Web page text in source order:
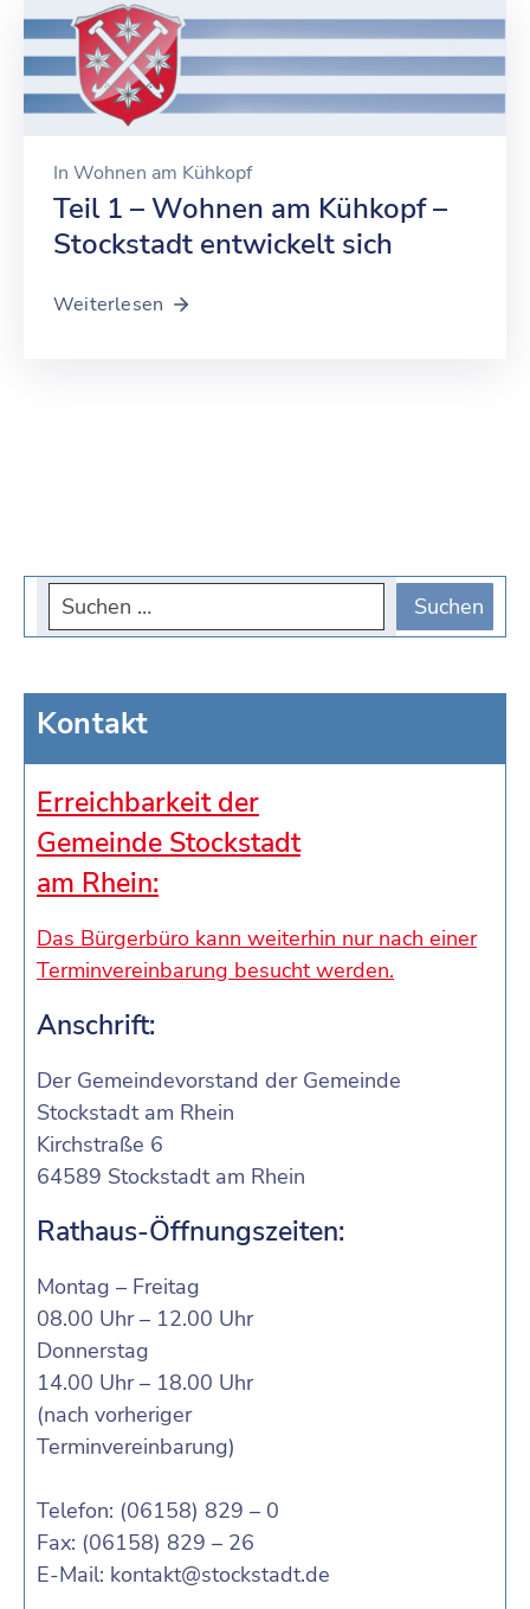
In Wohnen am Kühkopf
Teil 1 – Wohnen am Kühkopf –
Stockstadt entwickelt sich
Weiterlesen
Kontakt
Erreichbarkeit der
Gemeinde Stockstadt
am Rhein:
Das Bürgerbüro kann weiterhin nur nach einer
Terminvereinbarung besucht werden.
Anschrift:
Der Gemeindevorstand der Gemeinde
Stockstadt am Rhein
Kirchstraße 6
64589 Stockstadt am Rhein
Rathaus-Öffnungszeiten:
Montag – Freitag
08.00 Uhr – 12.00 Uhr
Donnerstag
14.00 Uhr – 18.00 Uhr
(nach vorheriger
Terminvereinbarung)
Telefon: (06158) 829 – 0
Fax: (06158) 829 – 26
E-Mail: kontakt@stockstadt.de